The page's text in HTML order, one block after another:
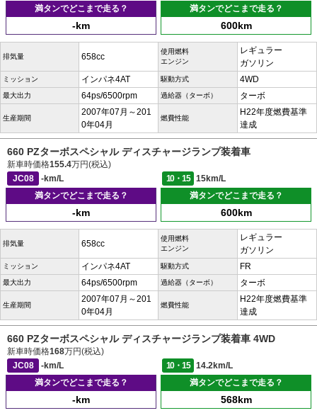
満タンでどこまで走る？
-km
満タンでどこまで走る？
600km
排気量 658cc
使用燃料
エンジン
レギュラー
ガソリン
ミッション インパネ4AT 駆動方式 4WD
最大出力 64ps/6500rpm 過給器（ターボ） ターボ
生産期間
2007年07月～201
0年04月
燃費性能
H22年度燃費基準
達成
660 PZターボスペシャル ディスチャージランプ装着車
新車時価格155.4万円(税込)
JC08
-km/L 10・15
15km/L
満タンでどこまで走る？
-km
満タンでどこまで走る？
600km
排気量 658cc
使用燃料
エンジン
レギュラー
ガソリン
ミッション インパネ4AT 駆動方式 FR
最大出力 64ps/6500rpm 過給器（ターボ） ターボ
生産期間
2007年07月～201
0年04月
燃費性能
H22年度燃費基準
達成
660 PZターボスペシャル ディスチャージランプ装着車 4WD
新車時価格168万円(税込)
JC08
-km/L 10・15
14.2km/L
満タンでどこまで走る？
-km
満タンでどこまで走る？
568km